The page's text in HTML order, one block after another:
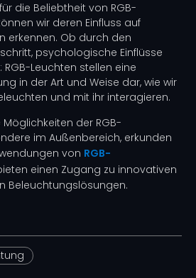
die Beliebtheit von RGB-
wir deren Einfluss auf
erkennen. Ob durch den
psychologische Einflüsse
Leuchten stellen eine
in der Art und Weise dar, wie wir
und mit ihr interagieren.
der RGB-
im Außenbereich, erkunden
von RGB-
einen Zugang zu innovativen
Beleuchtungslösungen.